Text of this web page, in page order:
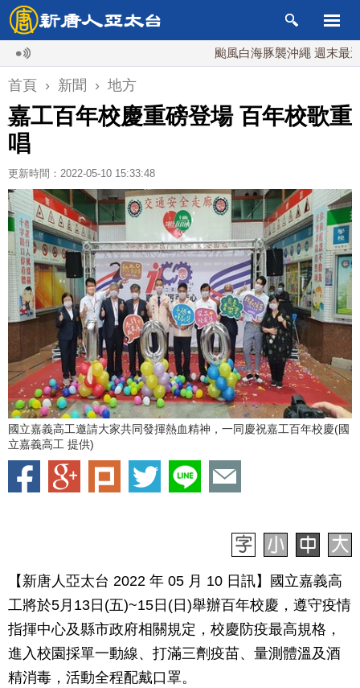
颱風白海豚襲沖繩 週末最近台灣
首頁 › 新聞 › 地方
嘉工百年校慶重磅登場 百年校歌重
唱
更新時間：2022-05-10 15:33:48
國立嘉義高工邀請大家共同發揮熱血精神，一同慶祝嘉工百年校慶(國
立嘉義高工 提供)
【新唐人亞太台 2022 年 05 月 10 日訊】國立嘉義高
工將於5月13日(五)~15日(日)舉辦百年校慶，遵守疫情
指揮中心及縣市政府相關規定，校慶防疫最高規格，
進入校園採單一動線、打滿三劑疫苗、量測體溫及酒
精消毒，活動全程配戴口罩。